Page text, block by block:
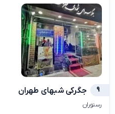
9 جگرکی شبهای طهران
رستوران